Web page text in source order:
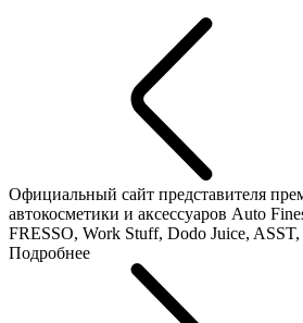
Официальный сайт представителя
автокосметики и аксессуаров Auto
FRESSO, Work Stuff, Dodo Juice, ASST,
Подробнее